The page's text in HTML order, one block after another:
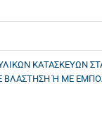
ΚΑΤΑΣΚΕΥΩΝ
ΒΛΑΣΤΗΣΗ Ή ΜΕ